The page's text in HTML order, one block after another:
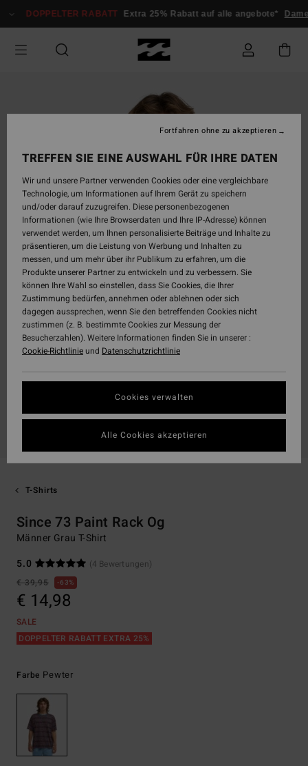
zur
springen
DOPPELTER RABATT Extra 25% Rabatt auf alle angebote* Damen
T-Shirts
Since 73 Paint Rack Og
Männer Grau T-Shirt
5.0
(4 Bewertungen)
€ 39,95
63%
€ 14,98
SALE
DOPPELTER RABATT EXTRA 25%
Farbe Pewter
TREFFEN SIE EINE AUSWAHL FÜR IHRE DATEN
Wir und unsere Partner verwenden Cookies oder eine vergleichbare
Technologie, um Informationen auf Ihrem Gerät zu speichern
und/oder darauf zuzugreifen. Diese personenbezogenen
Informationen (wie Ihre Browserdaten und Ihre IP-Adresse) können
verwendet werden, um Ihnen personalisierte Beiträge und Inhalte zu
präsentieren, um die Leistung von Werbung und Inhalten zu
messen, und um mehr über ihr Publikum zu erfahren, um die
Produkte unserer Partner zu entwickeln und zu verbessern. Sie
können Ihre Wahl so einstellen, dass Sie Cookies, die Ihrer
Zustimmung bedürfen, annehmen oder ablehnen oder sich
dagegen aussprechen, wenn Sie den betreffenden Cookies nicht
zustimmen (z. B. bestimmte Cookies zur Messung der
Besucherzahlen). Weitere Informationen finden Sie in unserer :
Cookie-Richtlinieund Datenschutzrichtlinie
Cookies verwalten
Fortfahren ohne zu akzeptieren
Alle Cookies akzeptieren